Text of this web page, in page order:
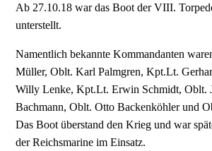
Ab 27.10.18 war das Boot der VIII.
unterstellt.
Namentlich bekannte Kommandanten
Müller, Oblt. Karl Palmgren, Kpt.Lt.
Willy Lenke, Kpt.Lt. Erwin Schmidt, Oblt.
Bachmann, Oblt. Otto Backenköhler und
Das Boot überstand den Krieg und war
der Reichsmarine im Einsatz.